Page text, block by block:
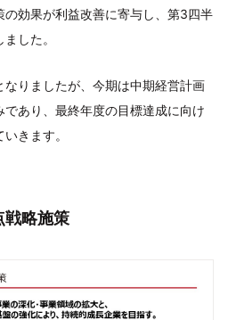
効果が利益改善に寄与し、第3四半
した。
りましたが、今期は中期経営計画
あり、最終年度の目標達成に向け
きます。
戦略施策